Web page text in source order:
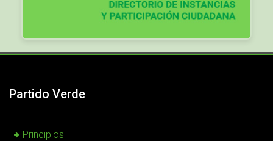
Partido Verde
Principios